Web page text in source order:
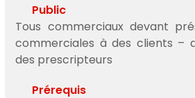
Public
Tous commerciaux devant
commerciales à des clients –
des prescripteurs
Prérequis